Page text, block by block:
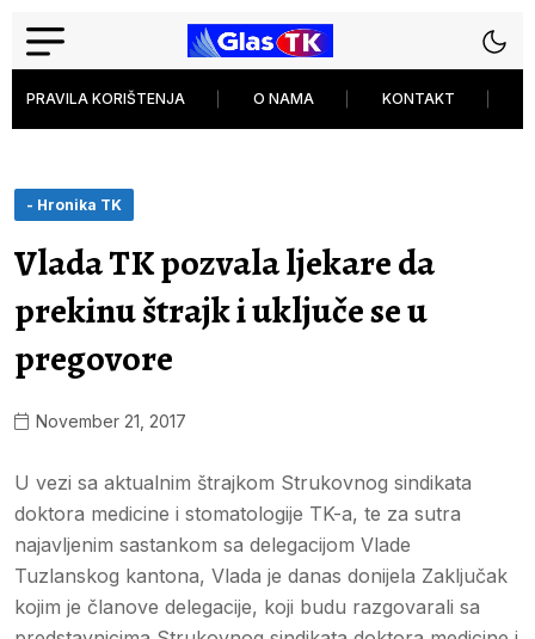
PRAVILA KORIŠTENJA O NAMA KONTAKT
- Hronika TK
Vlada TK pozvala ljekare da
prekinu štrajk i uključe se u
pregovore
November 21, 2017
U vezi sa aktualnim štrajkom Strukovnog sindikata
doktora medicine i stomatologije TK-a, te za sutra
najavljenim sastankom sa delegacijom Vlade
Tuzlanskog kantona, Vlada je danas donijela Zaključak
kojim je članove delegacije, koji budu razgovarali sa